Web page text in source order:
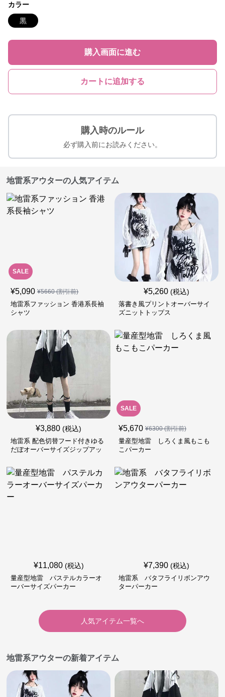
カラー
黒
購入画面に進む
カートに追加する
購入時のルール
必ず購入前にお読みください。
地雷系アウターの人気アイテム
SALE
¥5,090 ¥5660(割引前)
地雷系ファッション 香港系長袖
シャツ
¥5,260 (税込)
落書き風プリントオーバーサイ
ズニットトップス
¥3,880 (税込)
地雷系 配色切替フード付きゆる
だぼオーバーサイズジップアッ
SALE
¥5,670 ¥6300(割引前)
量産型地雷 しろくま風もこも
こパーカー
¥11,080 (税込)
量産型地雷 パステルカラーオ
ーバーサイズパーカー
¥7,390 (税込)
地雷系 バタフライリボンアウ
ターパーカー
人気アイテム一覧へ
地雷系アウターの新着アイテム